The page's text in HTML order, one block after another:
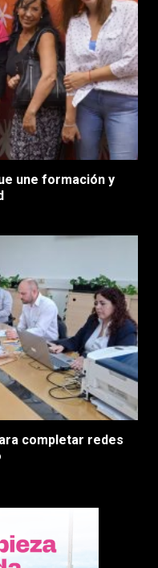
une formación y
completar redes